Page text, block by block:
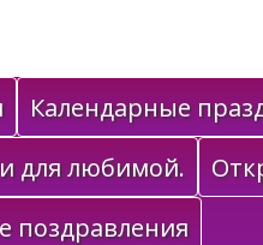
Календарные
для любимой.
поздравления